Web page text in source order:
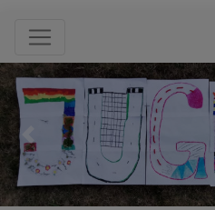
Hauptnavigation
Previous